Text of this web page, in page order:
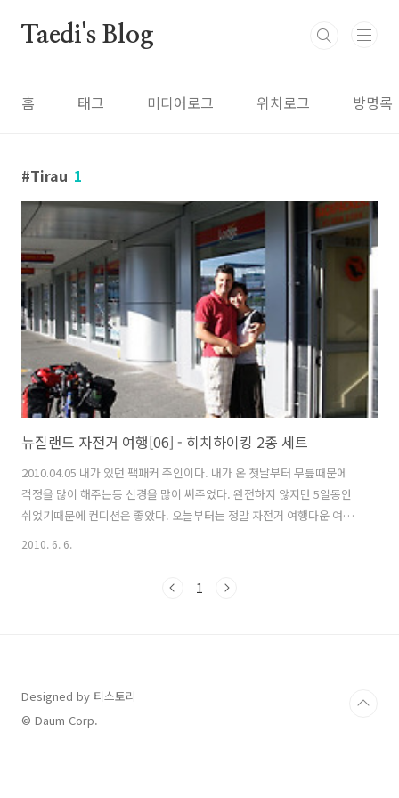
Taedi's Blog
홈 태그 미디어로그 위치로그 방명록
Tirau 1
뉴질랜드 자전거 여행[06] - 히치하이킹 2종 세트
2010.04.05 내가 있던 팩패커 주인이다. 내가 온 첫날부터 무릎때문에
걱정을 많이 해주는등 신경을 많이 써주었다. 완전하지 않지만 5일동안
쉬었기때문에 컨디션은 좋았다. 오늘부터는 정말 자전거 여행다운 여행
을 할 수 있을 것 같은 느낌이었다. 아침일찍 백패커를 나섰다. 백패커 주
렸지만 오늘은 매우 맑았다. 무릎이 아프지도 않고, 모처럼만에 자전거를
2010. 6. 6.
1
Designed by 티스토리
© Daum Corp.